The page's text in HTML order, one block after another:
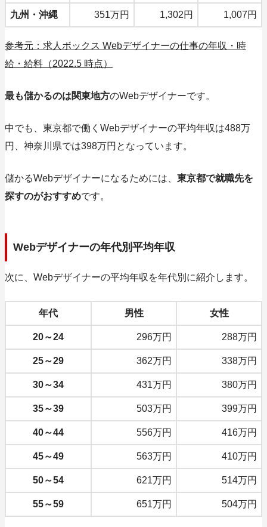
九州・沖縄 351万円 1,302円 1,007円
参考元：求人ボックス Webデザイナーの仕事の年収・時
給・給料（2022.5 時点）
最も儲かるのは関東地方のWebデザイナーです。
中でも、東京都で働くWebデザイナーの平均年収は488万
円、神奈川県では398万円となっています。
儲かるWebデザイナーになるためには、 東京都で就職先を
探すのがおすすめです。
Webデザイナーの年代別平均年収
次に、Webデザイナーの平均年収を年代別に紹介 します。
年代 男性 女性
20～24 296万円 288万円
25～29 362万円 338万円
30～34 431万円 380万円
35～39 503万円 399万円
40～44 556万円 416万円
45～49 563万円 410万円
50～54 621万円 514万円
55～59 651万円 504万円